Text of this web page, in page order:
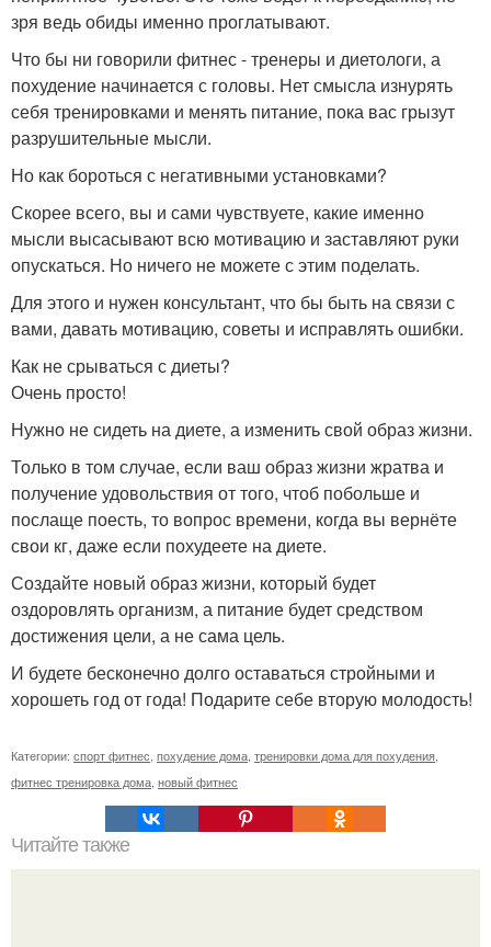
зря ведь обиды именно проглатывают.
Что бы ни говорили фитнес - тренеры и диетологи, а
похудение начинается с головы. Нет смысла изнурять
себя тренировками и менять питание, пока вас грызут
разрушительные мысли.
Но как бороться с негативными установками?
Скорее всего, вы и сами чувствуете, какие именно
мысли высасывают всю мотивацию и заставляют руки
опускаться. Но ничего не можете с этим поделать.
Для этого и нужен консультант, что бы быть на связи с
вами, давать мотивацию, советы и исправлять ошибки.
Как не срываться с диеты?
Очень просто!
Нужно не сидеть на диете, а изменить свой образ жизни.
Только в том случае, если ваш образ жизни жратва и
получение удовольствия от того, чтоб побольше и
послаще поесть, то вопрос времени, когда вы вернёте
свои кг, даже если похудеете на диете.
Создайте новый образ жизни, который будет
оздоровлять организм, а питание будет средством
достижения цели, а не сама цель.
И будете бесконечно долго оставаться стройными и
хорошеть год от года! Подарите себе вторую молодость!
Категории: спорт фитнес похудение дома тренировки дома для похудения
фитнес тренировка дома новый фитнес
Читайте также